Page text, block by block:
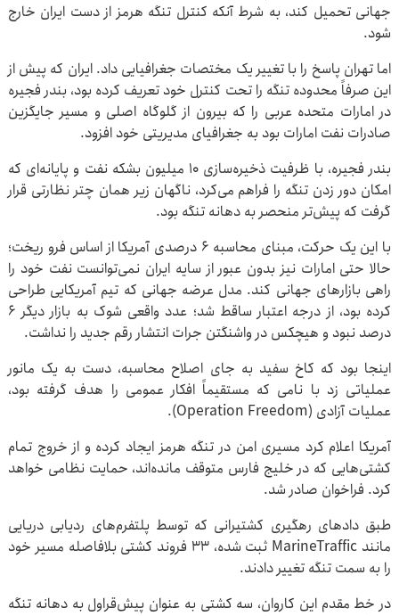
جهانی تحمیل کند، به شرط آنکه کنترل تنگه هرمز از دست ایران خارج
شود.
اما تهران پاسخ را با تغییر یک مختصات جغرافیایی داد. ایران که پیش از
این صرفاً محدوده تنگه را تحت کنترل خود تعریف کرده بود، بندر فجیره
در امارات متحده عربی را که بیرون از گلوگاه اصلی و مسیر جایگزین
صادرات نفت امارات بود به جغرافیای مدیریتی خود افزود.
بندر فجیره، با ظرفیت ذخیره‌سازی ۱۰ میلیون بشکه نفت و پایانه‌ای که
امکان دور زدن تنگه را فراهم می‌کرد، ناگهان زیر همان چتر نظارتی قرار
گرفت که پیش‌تر منحصر به دهانه تنگه بود.
با این یک حرکت، مبنای محاسبه ۶ درصدی آمریکا از اساس فرو ریخت؛
حالا حتی امارات نیز بدون عبور از سایه ایران نمی‌توانست نفت خود را
راهی بازارهای جهانی کند. مدل عرضه جهانی که تیم آمریکایی طراحی
کرده بود، از درجه اعتبار ساقط شد؛ عدد واقعی شوک به بازار دیگر ۶
درصد نبود و هیچکس در واشنگتن جرات انتشار رقم جدید را نداشت.
اینجا بود که کاخ سفید به جای اصلاح محاسبه، دست به یک مانور
عملیاتی زد با نامی که مستقیماً افکار عمومی را هدف گرفته بود،
عملیات آزادی (Operation Freedom).
آمریکا اعلام کرد مسیری امن در تنگه هرمز ایجاد کرده و از خروج تمام
کشتی‌هایی که در خلیج فارس متوقف مانده‌اند، حمایت نظامی خواهد
کرد. فراخوان صادر شد.
طبق دادهای رهگیری کشتیرانی که توسط پلتفرم‌های ردیابی دریایی
مانند MarineTraffic ثبت شده، ۳۳ فروند کشتی بلافاصله مسیر خود
را به سمت تنگه تغییر دادند.
در خط مقدم این کاروان، سه کشتی به عنوان پیش‌قراول به دهانه تنگه